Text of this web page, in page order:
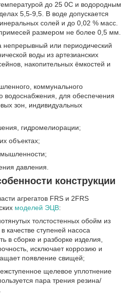
до 25 0С и водородным
5,5-9,5. В воде допускается
солей и до 0,02 % масс.
размером не более 0,5 мм.
непрерывный или периодический
воды из артезианских
накопительных ёмкостей и
коммунального
водоснабжения, для обеспечения
зон, индивидуальных
гидромелиорации;
объектах;
давления.
конструкции
агрегатов FRS и 2FRS
моделей ЭЦВ:
толстостенных обойм из
качестве ступеней насоса
в сборке и разборке изделия,
исключает коррозию и
появление свищей;
щелевое уплотнение
пара трения резина/